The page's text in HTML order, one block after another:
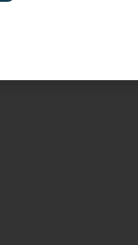
niveaux (de 1 à